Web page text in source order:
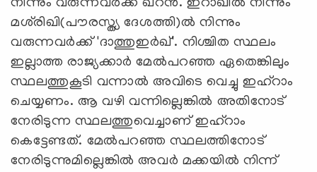
നിന്നും വരുന്നവര്‍ക്ക് ഖറന്‍. ഇറാഖില്‍ നിന്നും
മശ്‌രിഖി(പൗരസ്ത്യ ദേശത്തി)ല്‍ നിന്നും
വരുന്നവര്‍ക്ക് 'ദാത്തുഇര്‍ഖ്'. നിശ്ചിത സ്ഥലം
ഇല്ലാത്ത രാജ്യക്കാര്‍ മേല്‍പറഞ്ഞ ഏതെങ്കിലും
സ്ഥലത്തുകൂടി വന്നാല്‍ അവിടെ വെച്ചു ഇഹ്‌റാം
ചെയ്യണം. ആ വഴി വന്നില്ലെങ്കില്‍ അതിനോട്
നേരിടുന്ന സ്ഥലത്തുവെച്ചാണ് ഇഹ്‌റാം
കെട്ടേണ്ടത്. മേല്‍പറഞ്ഞ സ്ഥലത്തിനോട്
നേരിടുന്നുമില്ലെങ്കില്‍ അവര്‍ മക്കയില്‍ നിന്ന്